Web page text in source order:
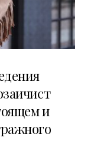
и